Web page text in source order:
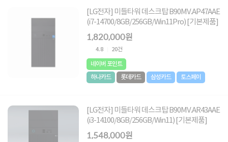
[LG전자] 미들타워 데스크탑 B90MV.AP47AAE
(i7-14700/8GB/256GB/Win11Pro) [기본제품]
1,820,000원
4.8 20건
네이버 포인트
하나카드
롯데카드 삼성카드 토스페이
[LG전자] 미들타워 데스크탑 B90MV.AR43AAE
(i3-14100/8GB/256GB/Win11) [기본제품]
1,548,000원